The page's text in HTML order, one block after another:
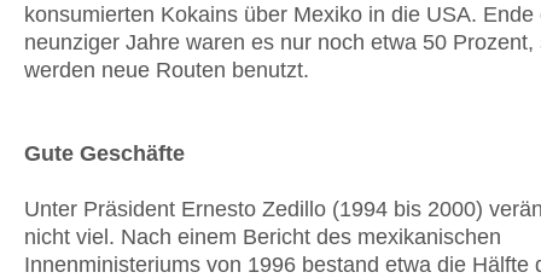
konsumierten Kokains über Mexiko in die USA. Ende
neunziger Jahre waren es nur noch etwa 50 Prozent,
werden neue Routen benutzt.
Gute Geschäfte
Unter Präsident Ernesto Zedillo (1994 bis 2000)
nicht viel. Nach einem Bericht des mexikanischen
Innenministeriums von 1996 bestand etwa die Hälfte